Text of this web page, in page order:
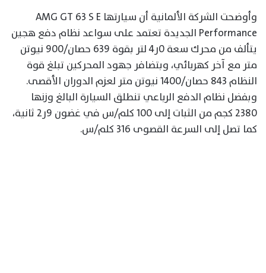
وأوضحت الشركة الألمانية أن سيارتها AMG GT 63 S E
Performance الجديدة تعتمد على سواعد نظام دفع هجين
يتألف من محرك سعة 0ر4 لتر بقوة 639 حصان/900 نيوتن
متر مع آخر كهربائي، وبتضافر جهود المحركين تبلغ قوة
النظام 843 حصان/1400 نيوتن متر لعزم الدوران الأقصى.
وبفضل نظام الدفع الرباعي تنطلق السيارة البالغ وزنها
2380 كجم من الثبات إلى 100 كلم/س في غضون 9ر2 ثانية،
كما تصل إلى السرعة القصوى 316 كلم/س.